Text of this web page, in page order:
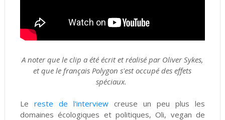
A noter que le clip a été écrit et réalisé par Oliver Sykes,
et que le français Polygon s'est occupé des effets
spéciaux.
Le reste de l'interview creuse un peu plus les
domaines écologiques et politiques, Oli, vegan de